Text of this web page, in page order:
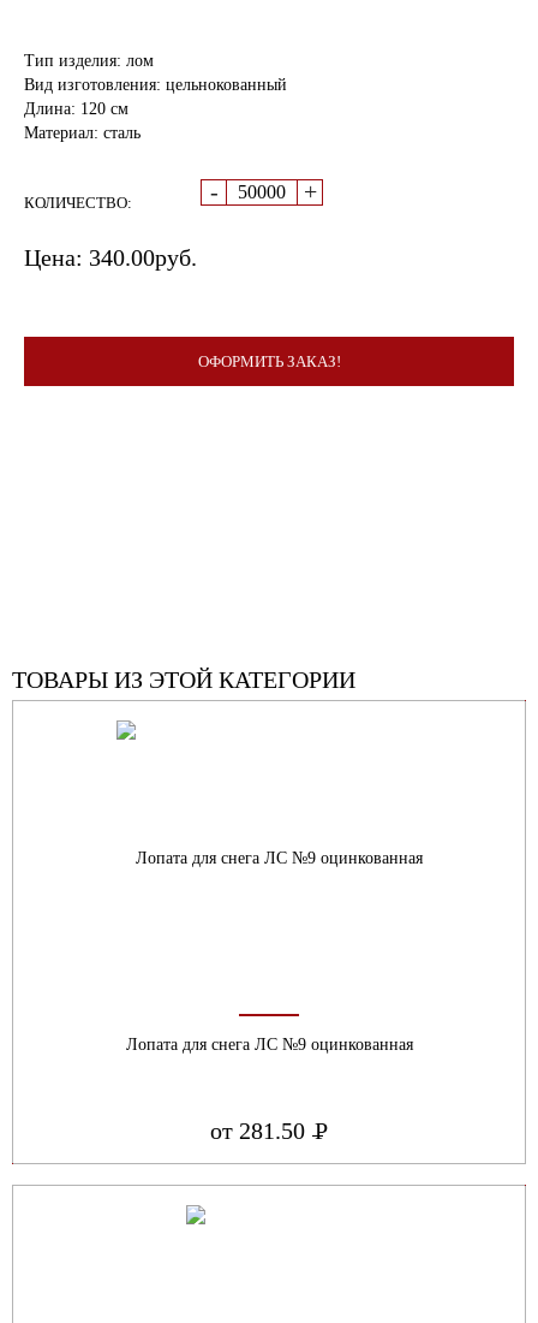
Тип изделия: лом
Вид изготовления: цельнокованный
Длина: 120 см
Материал: сталь
КОЛИЧЕСТВО: - +
Цена: 340.00руб.
ОФОРМИТЬ ЗАКАЗ!
ТОВАРЫ ИЗ ЭТОЙ КАТЕГОРИИ
Лопата для снега ЛС №9 оцинкованная
от 281.50 Р
УБ.